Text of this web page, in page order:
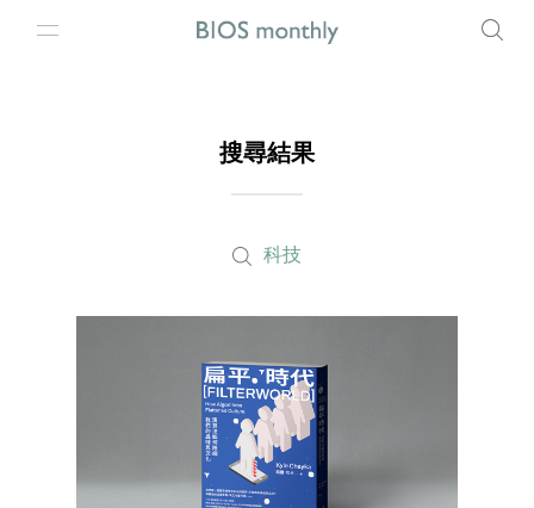
搜尋結果
科技